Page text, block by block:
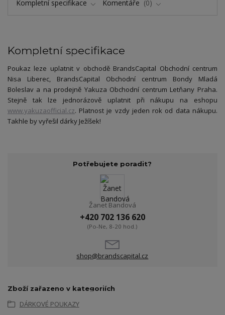
Kompletní specifikace Komentáře 0
Kompletní specifikace
Poukaz leze uplatnit v obchodě BrandsCapital Obchodní centrum
Nisa Liberec, BrandsCapital Obchodní centrum Bondy Mladá
Boleslav a na prodejně Yakuza Obchodní centrum Letňany Praha.
Stejně tak lze jednorázově uplatnit při nákupu na eshopu
www.yakuzaofficial.cz. Platnost je vzdy jeden rok od data nákupu.
Takhle by vyřešil dárky Ježíšek!
Potřebujete poradit?
Žanet Bandová
+420 702 136 620
(Po-Ne, 8-20 hod.)
shop@brandscapital.cz
Zboží zařazeno v kategoriích
DÁRKOVÉ POUKAZY